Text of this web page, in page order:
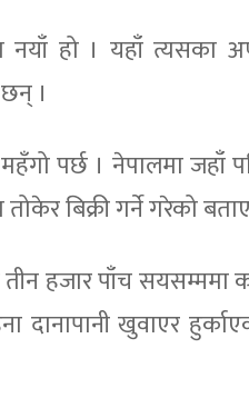
नयाँ हो । यहाँ त्यसका
।
पर्छ । नेपालमा जहाँ
बिक्री गर्ने गरेको
हजार पाँच सयसम्ममा
खुवाएर